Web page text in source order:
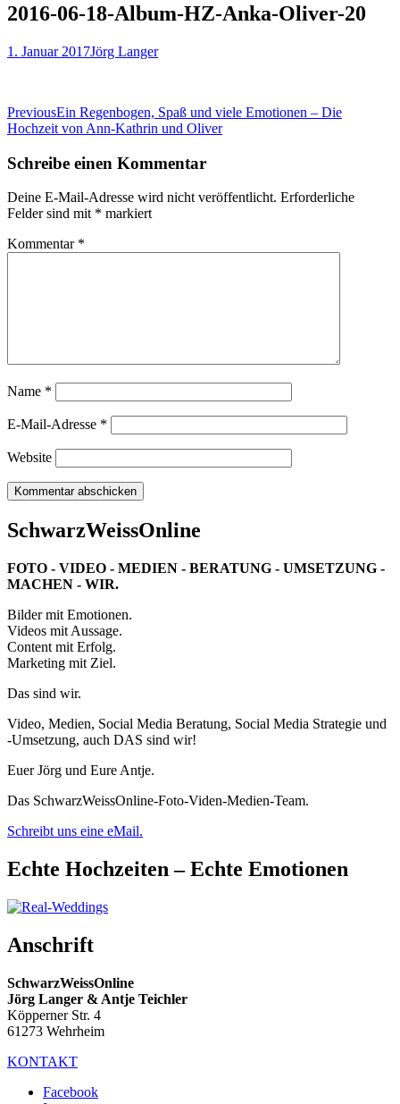
2016-06-18-Album-HZ-Anka-Oliver-20
1. Januar 2017Jörg Langer
Beitragsnavigation
PreviousEin Regenbogen, Spaß und viele Emotionen – Die
Hochzeit von Ann-Kathrin und Oliver
Schreibe einen Kommentar
Deine E-Mail-Adresse wird nicht veröffentlicht. Erforderliche
Felder sind mit * markiert
Kommentar *
Name *
E-Mail-Adresse *
Website
SchwarzWeissOnline
FOTO - VIDEO - MEDIEN - BERATUNG - UMSETZUNG -
MACHEN - WIR.
Bilder mit Emotionen.
Videos mit Aussage.
Content mit Erfolg.
Marketing mit Ziel.
Das sind wir.
Video, Medien, Social Media Beratung, Social Media Strategie und
-Umsetzung, auch DAS sind wir!
Euer Jörg und Eure Antje.
Das SchwarzWeissOnline-Foto-Viden-Medien-Team.
Schreibt uns eine eMail.
Echte Hochzeiten – Echte Emotionen
Anschrift
SchwarzWeissOnline
Jörg Langer & Antje Teichler
Köpperner Str. 4
61273 Wehrheim
KONTAKT
Facebook